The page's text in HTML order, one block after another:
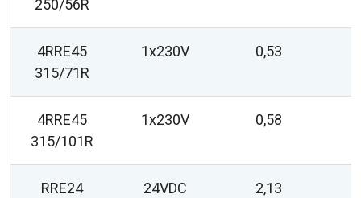
250/56R
4RRE45
315/71R
1x230V 0,53
4RRE45
315/101R
1x230V 0,58
RRE24
24VDC 2,13